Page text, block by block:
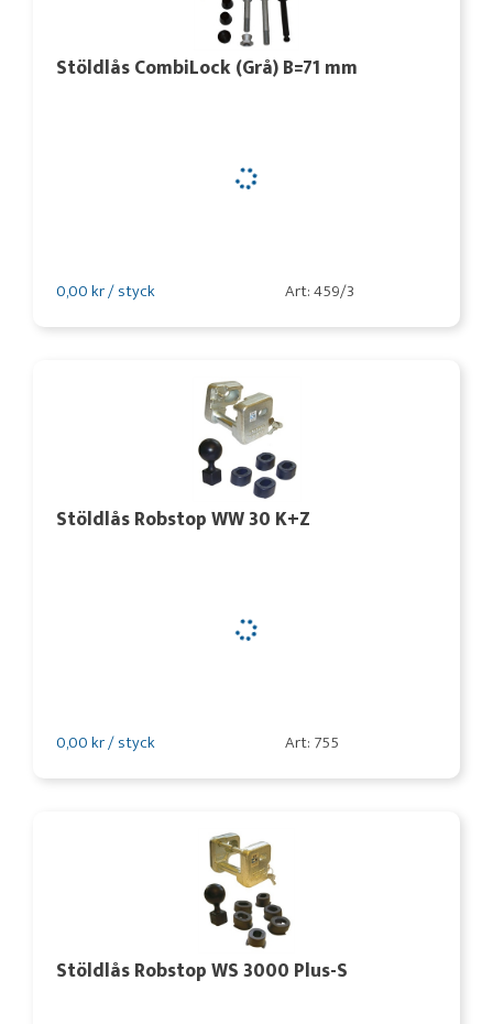
Stöldlås CombiLock (Grå) B=71 mm
0,00 kr / styck Art: 459/3
Stöldlås Robstop WW 30 K+Z
0,00 kr / styck Art: 755
Stöldlås Robstop WS 3000 Plus-S